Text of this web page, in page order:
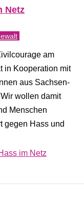
Netz
am
in Kooperation mit
aus Sachsen-
wollen damit
Menschen
gegen Hass und
im Netz